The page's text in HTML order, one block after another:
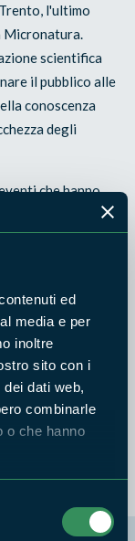
ed
media e per
inoltre
sito con i
dati web,
combinarle
o che hanno
l'ultimo
Micronatura.
scientifica
il pubblico alle
conoscenza
degli
che hanno
e funghi dalle
più "calma"
4914088